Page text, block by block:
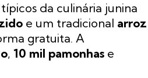
da culinária junina
e um tradicional arroz
gratuita. A
, 10 mil pamonhas e